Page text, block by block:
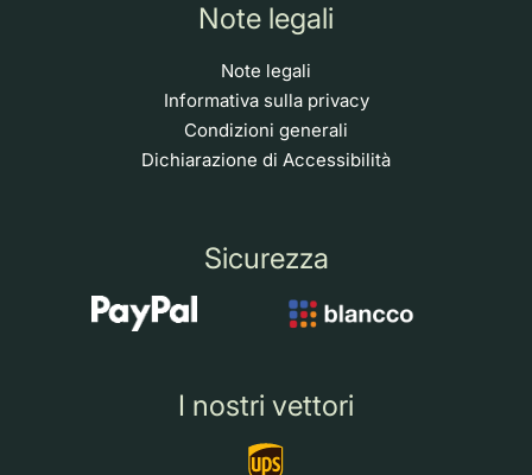
Note legali
Note legali
Informativa sulla privacy
Condizioni generali
Dichiarazione di Accessibilità
Sicurezza
I nostri vettori